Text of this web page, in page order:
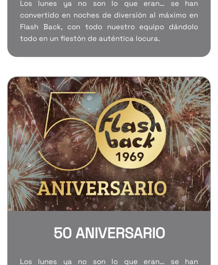
Los lunes ya no son lo que eran… se han
convertido en noches de diversión al máximo en
Flash Back, con todo nuestro equipo dándolo
todo en un fiestón de auténtica locura.
50 ANIVERSARIO
Los lunes ya no son lo que eran… se han